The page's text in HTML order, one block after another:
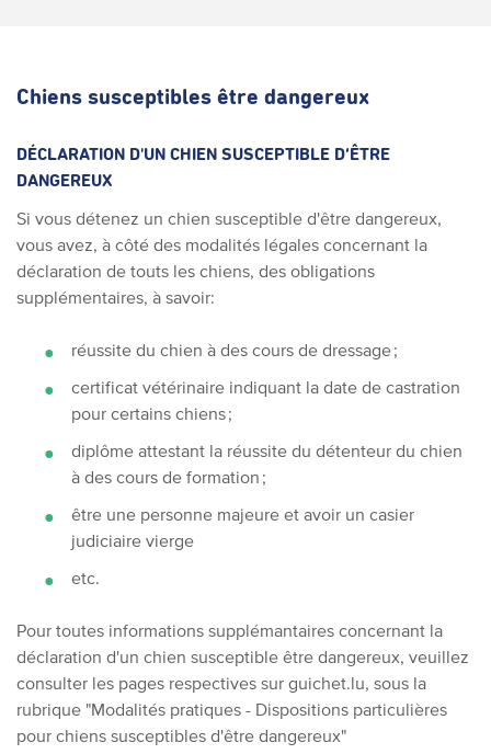
Chiens susceptibles être dangereux
DÉCLARATION D'UN CHIEN SUSCEPTIBLE D’ÊTRE
DANGEREUX
Si vous détenez un chien susceptible d'être dangereux,
vous avez, à côté des modalités légales concernant la
déclaration de touts les chiens, des obligations
supplémentaires, à savoir:
réussite du chien à des cours de dressage ;
certificat vétérinaire indiquant la date de castration
pour certains chiens ;
diplôme attestant la réussite du détenteur du chien
à des cours de formation ;
être une personne majeure et avoir un casier
judiciaire vierge
etc.
Pour toutes informations supplémantaires concernant la
déclaration d'un chien susceptible être dangereux, veuillez
consulter les pages respectives sur guichet.lu, sous la
rubrique "Modalités pratiques - Dispositions particulières
pour chiens susceptibles d'être dangereux"